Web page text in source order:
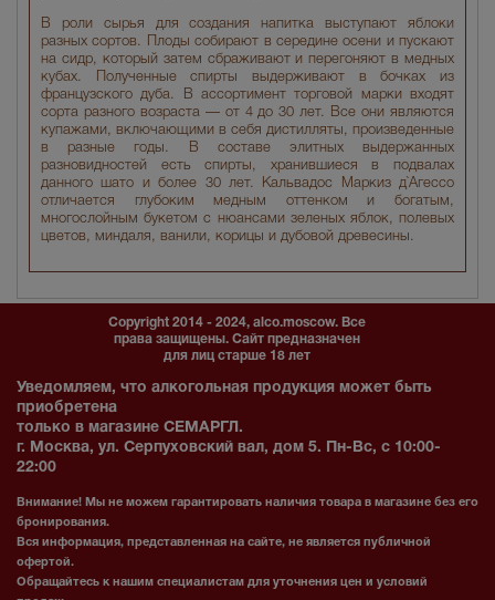
В роли сырья для создания напитка выступают яблоки
разных сортов. Плоды собирают в середине осени и пускают
на сидр, который затем сбраживают и перегоняют в медных
кубах. Полученные спирты выдерживают в бочках из
французского дуба. В ассортимент торговой марки входят
сорта разного возраста — от 4 до 30 лет. Все они являются
купажами, включающими в себя дистилляты, произведенные
в разные годы. В составе элитных выдержанных
разновидностей есть спирты, хранившиеся в подвалах
данного шато и более 30 лет. Кальвадос Маркиз д`Агессо
отличается глубоким медным оттенком и богатым,
многослойным букетом с нюансами зеленых яблок, полевых
цветов, миндаля, ванили, корицы и дубовой древесины.
Copyright 2014 - 2024, alco.moscow. Все
права защищены. Сайт предназначен
для лиц старше 18 лет
Уведомляем, что алкогольная продукция может быть
приобретена
только в магазине СЕМАРГЛ.
г. Москва, ул. Серпуховский вал, дом 5. Пн-Вс, с 10:00-
22:00
Внимание! Мы не можем гарантировать наличия товара в магазине без его
бронирования.
Вся информация, представленная на сайте, не является публичной
офертой.
Обращайтесь к нашим специалистам для уточнения цен и условий